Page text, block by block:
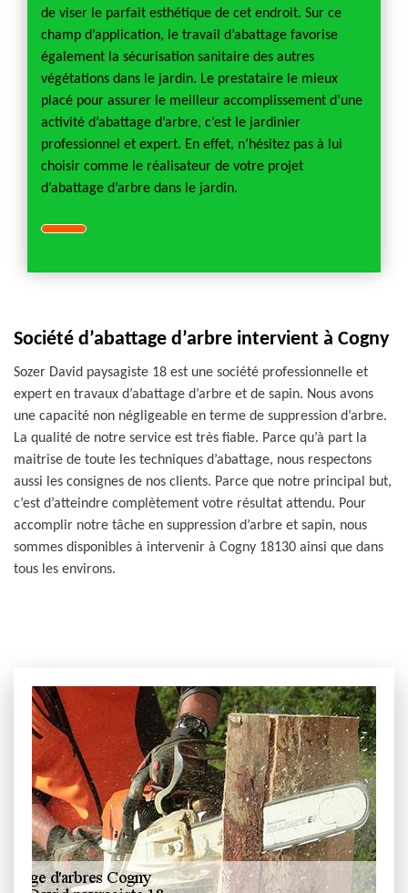
de viser le parfait esthétique de cet endroit. Sur ce
champ d’application, le travail d’abattage favorise
également la sécurisation sanitaire des autres
végétations dans le jardin. Le prestataire le mieux
placé pour assurer le meilleur accomplissement d’une
activité d’abattage d’arbre, c’est le jardinier
professionnel et expert. En effet, n’hésitez pas à lui
choisir comme le réalisateur de votre projet
d’abattage d’arbre dans le jardin.
Société d’abattage d’arbre intervient à Cogny
Sozer David paysagiste 18 est une société professionnelle et
expert en travaux d’abattage d’arbre et de sapin. Nous avons
une capacité non négligeable en terme de suppression d’arbre.
La qualité de notre service est très fiable. Parce qu’à part la
maitrise de toute les techniques d’abattage, nous respectons
aussi les consignes de nos clients. Parce que notre principal but,
c’est d’atteindre complètement votre résultat attendu. Pour
accomplir notre tâche en suppression d’arbre et sapin, nous
sommes disponibles à intervenir à Cogny 18130 ainsi que dans
tous les environs.